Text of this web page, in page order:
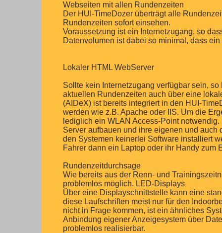
Webseiten mit allen Rundenzeiten
Der HUI-TimeDozer überträgt alle
Rundenzeiten sofort einsehen.
Voraussetzung ist ein Internetzugang, so
Datenvolumen ist dabei so minimal, dass
Lokaler HTML WebServer
Sollte kein Internetzugang verfügbar sein,
aktuellen Rundenzeiten auch über eine
(AIDeX) ist bereits integriert in den HUI-
werden wie z.B. Apache oder IIS. Um die
lediglich ein WLAN Access-Point
Server aufbauen und ihre eigenen und
den Systemen keinerlei Software installiert
Fahrer dann ein Laptop oder ihr Handy zum
Rundenzeitdurchsage
Wie bereits aus der Renn- und
problemlos möglich. LED-Displays
Über eine Displayschnittstelle kann eine
diese Laufschriften meist nur für den
nicht in Frage kommen, ist ein ähnliches
Anbindung eigener Anzeigesystem über
problemlos realisierbar.